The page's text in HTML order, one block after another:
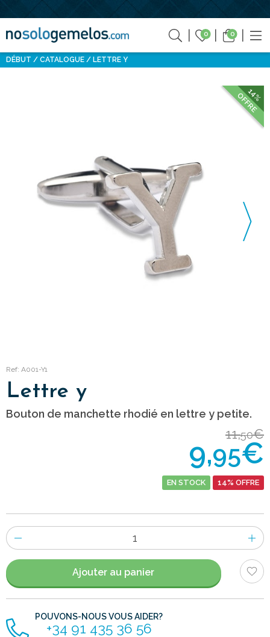
0 0
DÉBUT CATALOGUE LETTRE Y
14%
OFFRE
Ref: A001-Y1
Lettre y
Bouton de manchette rhodié en lettre y petite.
11,50€
9,95€
EN STOCK 14% OFFRE
Nombre
d'items
Ajouter au panier
POUVONS-NOUS VOUS AIDER?
+34 91 435 36 56